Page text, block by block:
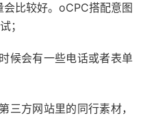
比较好。oCPC搭配意图
；
候会有一些电话或者表单
三方网站里的同行素材，